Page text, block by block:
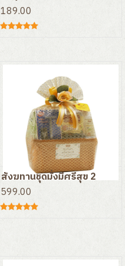
189.00
สังฆทานชุดมั่งมีศรีสุข 2
599.00